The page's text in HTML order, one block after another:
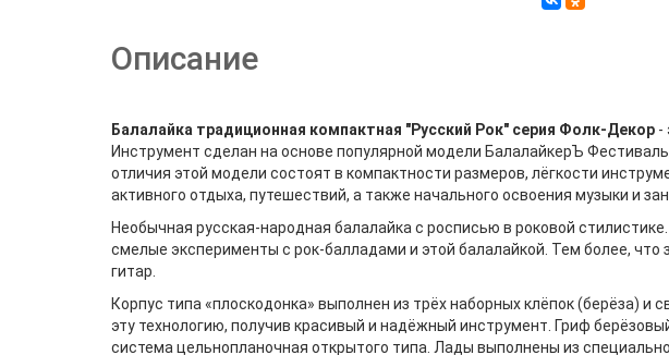
Описание
Балалайка традиционная компактная "Русский Рок" серия Фолк-Декор -
Инструмент сделан на основе популярной модели БалалайкерЪ
отличия этой модели состоят в компактности размеров, лёгкости
активного отдыха, путешествий, а также начального освоения музыки и
Необычная русская-народная балалайка с росписью в роковой
смелые эксперименты с рок-балладами и этой балалайкой. Тем более,
гитар.
Корпус типа «плоскодонка» выполнен из трёх наборных клёпок (берёза) и
эту технологию, получив красивый и надёжный инструмент. Гриф
система цельнопланочная открытого типа. Лады выполнены из